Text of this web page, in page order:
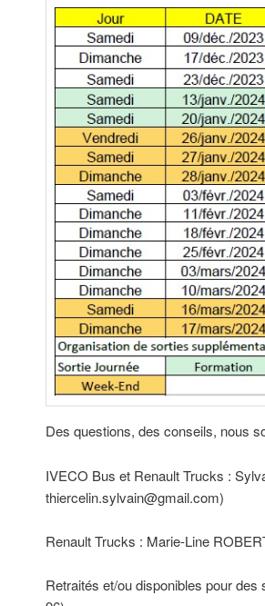
Des questions, des conseils, nous
IVECO Bus et Renault Trucks :
thiercelin.sylvain@gmail.com)
Renault Trucks : Marie-Line
Retraités et/ou disponibles pour